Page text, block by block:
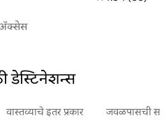
डेस्टिनेशन्स
वास्तव्याचे इतर प्रकार जवळपासची